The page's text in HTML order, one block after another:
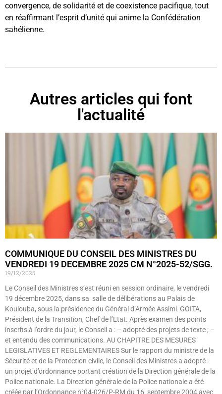
convergence, de solidarité et de coexistence pacifique, tout
en réaffirmant l’esprit d’unité qui anime la Confédération
sahélienne.
Autres articles qui font
l'actualité
COMMUNIQUE DU CONSEIL DES MINISTRES DU
VENDREDI 19 DECEMBRE 2025 CM N°2025-52/SGG.
19/12/2025
Le Conseil des Ministres s’est réuni en session ordinaire, le vendredi
19 décembre 2025, dans sa salle de délibérations au Palais de
Koulouba, sous la présidence du Général d’Armée Assimi GOITA,
Président de la Transition, Chef de l’Etat. Après examen des points
inscrits à l’ordre du jour, le Conseil a : – adopté des projets de texte ; –
et entendu des communications. AU CHAPITRE DES MESURES
LEGISLATIVES ET REGLEMENTAIRES Sur le rapport du ministre de la
Sécurité et de la Protection civile, le Conseil des Ministres a adopté :
un projet d’ordonnance portant création de la Direction générale de la
Police nationale. La Direction générale de la Police nationale a été
créée par l’Ordonnance n°04-026/P-RM du 16 septembre 2004 avec